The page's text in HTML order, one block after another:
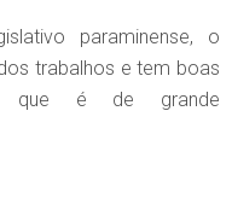
paraminense, o
trabalhos e tem boas
que é de grande